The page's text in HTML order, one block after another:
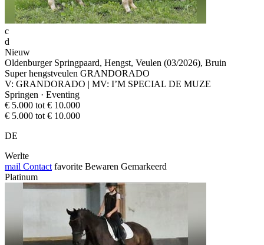
c
d
Nieuw
Oldenburger Springpaard, Hengst, Veulen (03/2026), Bruin
Super hengstveulen GRANDORADO
V: GRANDORADO | MV: I’M SPECIAL DE MUZE
Springen · Eventing
€ 5.000 tot € 10.000
€ 5.000 tot € 10.000
DE
Werlte
mail Contact favorite Bewaren Gemarkeerd
Platinum